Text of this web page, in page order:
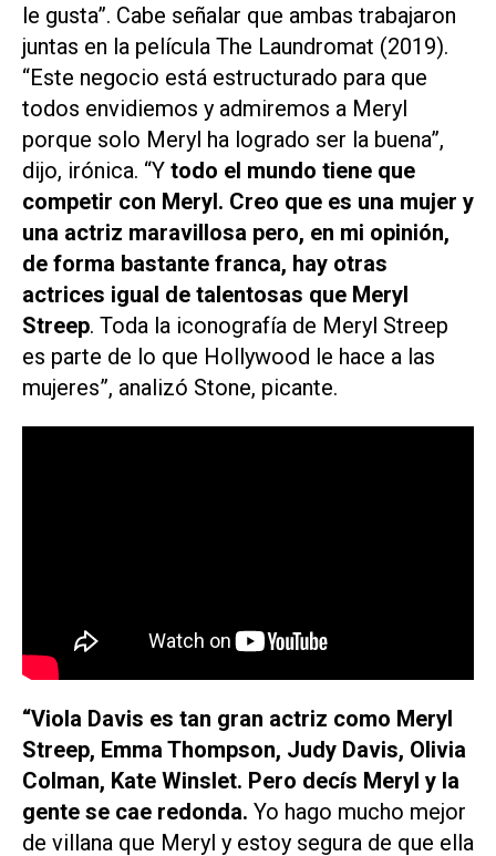
le gusta”. Cabe señalar que ambas trabajaron
juntas en la película The Laundromat (2019).
“Este negocio está estructurado para que
todos envidiemos y admiremos a Meryl
porque solo Meryl ha logrado ser la buena”,
dijo, irónica. “Y todo el mundo tiene que
competir con Meryl. Creo que es una mujer y
una actriz maravillosa pero, en mi opinión,
de forma bastante franca, hay otras
actrices igual de talentosas que Meryl
Streep. Toda la iconografía de Meryl Streep
es parte de lo que Hollywood le hace a las
mujeres”, analizó Stone, picante.
“Viola Davis es tan gran actriz como Meryl
Streep, Emma Thompson, Judy Davis, Olivia
Colman, Kate Winslet. Pero decís Meryl y la
gente se cae redonda. Yo hago mucho mejor
de villana que Meryl y estoy segura de que ella